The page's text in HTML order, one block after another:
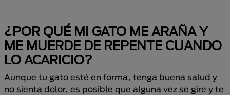
¿POR QUÉ MI GATO ME ARAÑA Y
ME MUERDE DE REPENTE CUANDO
LO ACARICIO?
Aunque tu gato esté en forma, tenga buena salud y
no sienta dolor, es posible que alguna vez se gire y te